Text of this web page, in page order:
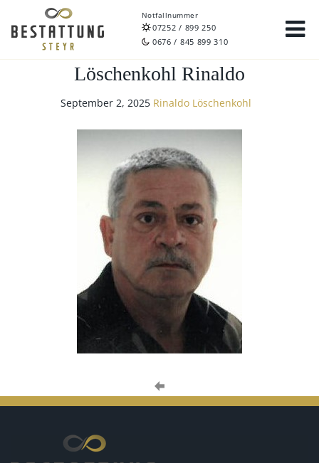
Notfallnummer
07252 / 899 250
0676 / 845 899 310
Löschenkohl Rinaldo
September 2, 2025 Rinaldo Löschenkohl